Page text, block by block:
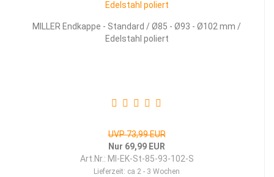
MILLER Endkappe - Standard / Ø85 - Ø93 - Ø102 mm /
Edelstahl poliert
UVP 73,99 EUR
Nur 69,99 EUR
Art.Nr.: MI-EK-St-85-93-102-S
Lieferzeit: ca 2 - 3 Wochen